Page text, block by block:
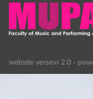
website version 2.0 -